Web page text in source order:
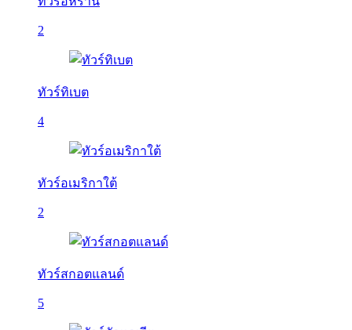
2
ทัวร์ทิเบต
4
ทัวร์อเมริกาใต้
2
ทัวร์สกอตแลนด์
5